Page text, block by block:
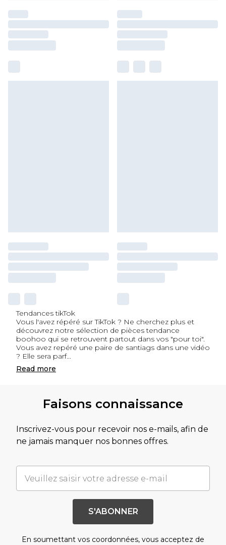
Tendances tikTok
Vous l'avez répéré sur TikTok ? Ne cherchez plus et
découvrez notre sélection de pièces tendance
boohoo qui se retrouvent partout dans vos "pour toi".
Vous avez repéré une paire de santiags dans une vidéo
? Elle sera parf...
Read more
Faisons connaissance
Inscrivez-vous pour recevoir nos e-mails, afin de
ne jamais manquer nos bonnes offres.
S'ABONNER
En soumettant vos coordonnées, vous acceptez de